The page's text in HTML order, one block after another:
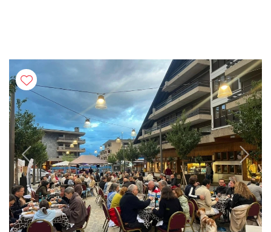
Previous Next